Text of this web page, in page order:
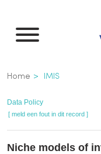
naar
inhoud
gaan
Kruimelpad
Home IMIS
Data Policy
[ meld een fout in dit record ]
Niche models of